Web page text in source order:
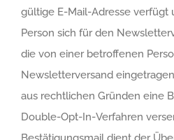
gültige E-Mail-Adresse verfügt
Person sich für den
die von einer betroffenen
Newsletterversand
aus rechtlichen Gründen eine
Double-Opt-In-Verfahren